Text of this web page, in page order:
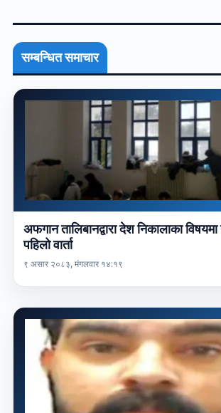
सम्बन्धित समाचार
अफगान तालिबानद्वारा देश निकालाका
पहिलो वार्ता
९ असार २०८३, मंगलवार १४:१९